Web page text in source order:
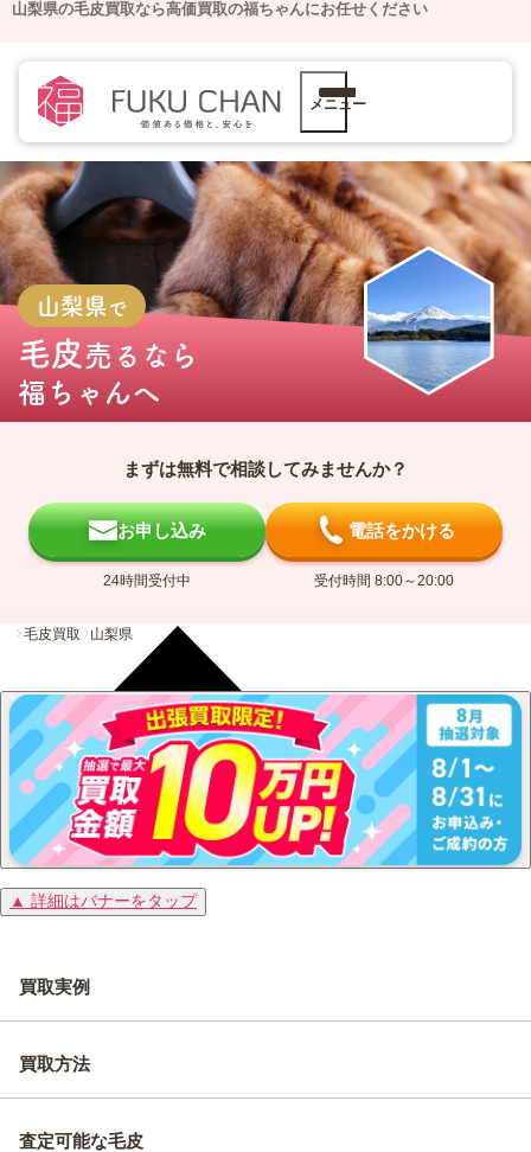
山梨県の毛皮買取なら高価買取の福ちゃんにお任せください
メニュー
山梨県で
毛皮 売るなら
福ちゃんへ
まずは無料で相談してみませんか？
お申し込み
24時間受付中
電話をかける
受付時間 8:00～20:00
毛皮買取 山梨県
▲ 詳細はバナーをタップ
買取実例
買取方法
査定可能な毛皮